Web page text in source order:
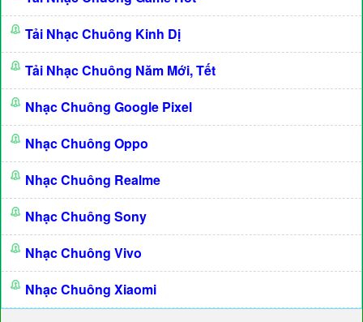
Tải Nhạc Chuông Kinh Dị
Tải Nhạc Chuông Năm Mới, Tết
Nhạc Chuông Google Pixel
Nhạc Chuông Oppo
Nhạc Chuông Realme
Nhạc Chuông Sony
Nhạc Chuông Vivo
Nhạc Chuông Xiaomi